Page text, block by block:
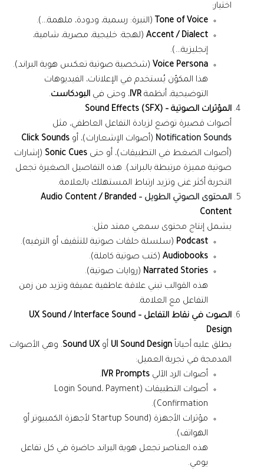
اختيار:
Tone of Voice (النبرة: رسمية، ودودة، ملهمة…).
Accent / Dialect (لهجة: خليجية، مصرية، شامية،
إنجليزية…).
Voice Persona (شخصية صوتية تعكس هوية البراند).
هذا المكوّن يُستخدم في الإعلانات، الفيديوهات
التوضيحية، أنظمة IVR، وحتى في البودكاست.
المؤثرات الصوتية – Sound Effects (SFX)
أصوات قصيرة توضع لزيادة التفاعل العاطفي، مثل
Notification Sounds (أصوات الإشعارات)، أو Click Sounds
(أصوات الضغط في التطبيقات)، أو حتى Sonic Cues (إشارات
صوتية مميزة مرتبطة بالبراند). هذه التفاصيل الصغيرة تجعل
التجربة أكثر غنى وتزيد ارتباط المستهلك بالعلامة.
المحتوى الصوتي الطويل – Audio Content / Branded
Content
يشمل إنتاج محتوى سمعي ممتد مثل:
Podcast (سلسلة حلقات صوتية للتثقيف أو الترفيه).
Audiobooks (كتب صوتية كاملة).
Narrated Stories (روايات صوتية).
هذه القوالب تبني علاقة عاطفية عميقة وتزيد من زمن
التفاعل مع العلامة.
الصوت في نقاط التفاعل – UX Sound / Interface Sound
Design
يطلق عليه أحياناً UI Sound Design أوSound UX. وهي الأصوات
المدمجة في تجربة العميل:
أصوات الرد الآلي IVR Prompts
.
أصوات التطبيقات (Login Sound، Payment
Confirmation).
مؤثرات الأجهزة (Startup Sound لأجهزة الكمبيوتر أو
الهواتف).
هذه العناصر تجعل هوية البراند حاضرة في كل تفاعل
يومي.